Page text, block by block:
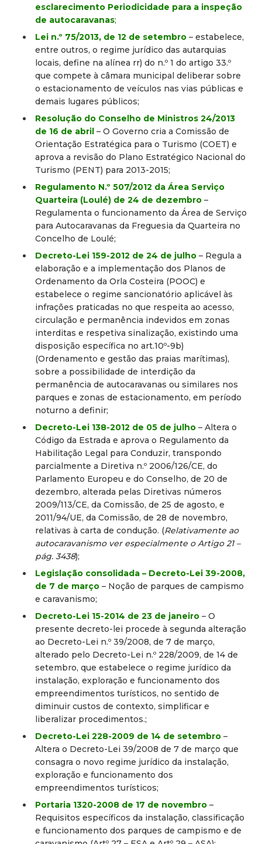
esclarecimento Periodicidade para a inspeção
de autocaravanas;
Lei n.º 75/2013, de 12 de setembro – estabelece,
entre outros, o regime jurídico das autarquias
locais, define na alínea rr) do n.º 1 do artigo 33.º
que compete à câmara municipal deliberar sobre
o estacionamento de veículos nas vias públicas e
demais lugares públicos;
Resolução do Conselho de Ministros 24/2013
de 16 de abril – O Governo cria a Comissão de
Orientação Estratégica para o Turismo (COET) e
aprova a revisão do Plano Estratégico Nacional do
Turismo (PENT) para 2013-2015;
Regulamento N.º 507/2012 da Área Serviço
Quarteira (Loulé) de 24 de dezembro –
Regulamenta o funcionamento da Área de Serviço
para Autocaravanas da Freguesia da Quarteira no
Concelho de Loulé;
Decreto-Lei 159-2012 de 24 de julho – Regula a
elaboração e a implementação dos Planos de
Ordenamento da Orla Costeira (POOC) e
estabelece o regime sancionatório aplicável às
infrações praticadas no que respeita ao acesso,
circulação e permanência indevidos em zonas
interditas e respetiva sinalização, existindo uma
disposição específica no art.10º-9b)
(Ordenamento e gestão das praias marítimas),
sobre a possibilidade de interdição da
permanência de autocaravanas ou similares nos
parques e zonas de estacionamento, em período
noturno a definir;
Decreto-Lei 138-2012 de 05 de julho – Altera o
Código da Estrada e aprova o Regulamento da
Habilitação Legal para Conduzir, transpondo
parcialmente a Diretiva n.º 2006/126/CE, do
Parlamento Europeu e do Conselho, de 20 de
dezembro, alterada pelas Diretivas números
2009/113/CE, da Comissão, de 25 de agosto, e
2011/94/UE, da Comissão, de 28 de novembro,
relativas à carta de condução. (Relativamente ao
autocaravanismo ver especialmente o Artigo 21 –
pág. 3438);
Legislação consolidada – Decreto-Lei 39-2008,
de 7 de março – Noção de parques de campismo
e caravanismo;
Decreto-Lei 15-2014 de 23 de janeiro – O
presente decreto-lei procede à segunda alteração
ao Decreto-Lei n.º 39/2008, de 7 de março,
alterado pelo Decreto-Lei n.º 228/2009, de 14 de
setembro, que estabelece o regime jurídico da
instalação, exploração e funcionamento dos
empreendimentos turísticos, no sentido de
diminuir custos de contexto, simplificar e
liberalizar procedimentos.;
Decreto-Lei 228-2009 de 14 de setembro –
Altera o Decreto-Lei 39/2008 de 7 de março que
consagra o novo regime jurídico da instalação,
exploração e funcionamento dos
empreendimentos turísticos;
Portaria 1320-2008 de 17 de novembro –
Requisitos específicos da instalação, classificação
e funcionamento dos parques de campismo e de